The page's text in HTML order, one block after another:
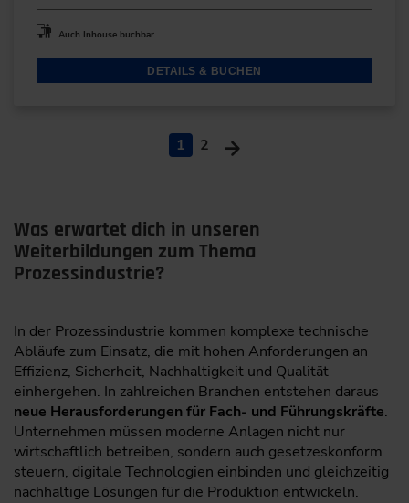
Auch Inhouse buchbar
DETAILS & BUCHEN
1 2
Was erwartet dich in unseren
Weiterbildungen zum Thema
Prozessindustrie?
In der Prozessindustrie kommen komplexe technische
Abläufe zum Einsatz, die mit hohen Anforderungen an
Effizienz, Sicherheit, Nachhaltigkeit und Qualität
einhergehen. In zahlreichen Branchen entstehen daraus
neue Herausforderungen für Fach- und Führungskräfte.
Unternehmen müssen moderne Anlagen nicht nur
wirtschaftlich betreiben, sondern auch gesetzeskonform
steuern, digitale Technologien einbinden und gleichzeitig
nachhaltige Lösungen für die Produktion entwickeln.